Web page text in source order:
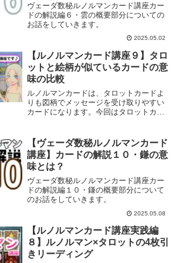
ヴェーダ数秘ルノルマンカード講座カー
ドの解説編６・雲の概要部分についての
お話をしていきます。
2025.05.02
【ルノルマンカード講座９】タロ
ットと絵柄が似ているカードの意
味の比較
ルノルマンカードは、タロットカードよ
りも図柄でメッセージを受け取りやすい
カードになります。今回はタロットカー
目です。
【ヴェーダ数秘ルノルマンカード
講座】カードの解説１０・鎌の意
味とは？
ヴェーダ数秘ルノルマンカード講座カー
ドの解説編１０・鎌の概要部分について
のお話をしていきます。
2025.05.08
【ルノルマンカード講座実践編
８】ルノルマン×タロットの4枚引
きリーディング